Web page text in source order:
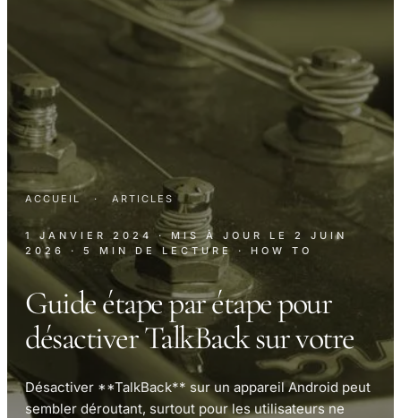
ACCUEIL · ARTICLES
1 JANVIER 2024 · MIS À JOUR LE 2 JUIN
2026
· 5 MIN DE LECTURE · HOW TO
Guide étape par étape pour
désactiver TalkBack sur votre
Désactiver **TalkBack** sur un appareil Android peut
sembler déroutant, surtout pour les utilisateurs ne